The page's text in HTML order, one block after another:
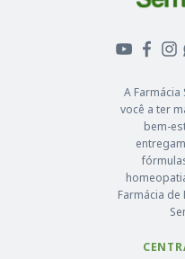
A Farmácia
você a ter
bem-
Farmácia